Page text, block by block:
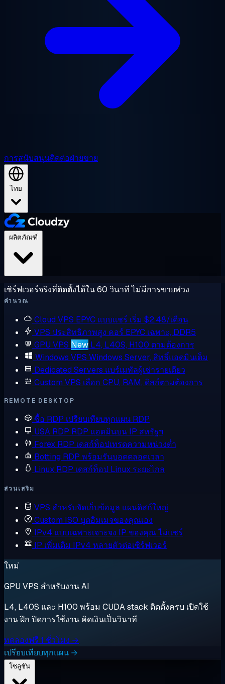
การสนับสนุนติดต่อฝ่ายขาย
ไทย
เซิร์ฟเวอร์จริงที่ติดตั้งได้ใน 60 วินาที ไม่มีการขายพ่วง
คำนวณ
Cloud VPS EPYC แบบแชร์ เริ่ม $2.48/เดือน
VPS ประสิทธิภาพสูง คอร์ EPYC เฉพาะ, DDR5
GPU VPS New L4, L40S, H100 ตามต้องการ
Windows VPS Windows Server, สิทธิ์แอดมินเต็ม
Dedicated Servers แบร์เมทัลผู้เช่ารายเดียว
Custom VPS เลือก CPU, RAM, ดิสก์ตามต้องการ
REMOTE DESKTOP
ซื้อ RDP เปรียบเทียบทุกแผน RDP
USA RDP RDP แอดมินบน IP สหรัฐฯ
Forex RDP เดสก์ท็อปเทรดความหน่วงต่ำ
Botting RDP พร้อมรันบอตตลอดเวลา
Linux RDP เดสก์ท็อป Linux ระยะไกล
ส่วนเสริม
VPS สำหรับจัดเก็บข้อมูล แผนดิสก์ใหญ่
Custom ISO บูตอิมเมจของคุณเอง
IPv4 แบบเฉพาะเจาะจง IP ของคุณ ไม่แชร์
IP เพิ่มเติม IPv4 หลายตัวต่อเซิร์ฟเวอร์
ใหม่
GPU VPS สำหรับงาน AI
L4, L40S และ H100 พร้อม CUDA stack ติดตั้งครบ เปิดใช้
งาน ฝึก ปิดการใช้งาน คิดเงินเป็นวินาที
ทดลองฟรี 1 ชั่วโมง →
เปรียบเทียบทุกแผน →